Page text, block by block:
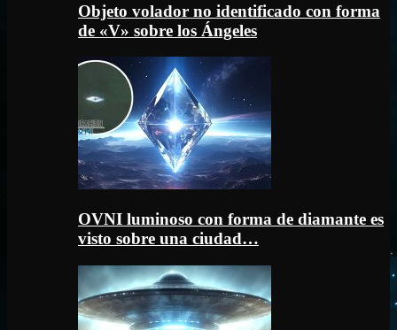
Objeto volador no identificado con forma
de «V» sobre los Ángeles
OVNI luminoso con forma de diamante es
visto sobre una ciudad…